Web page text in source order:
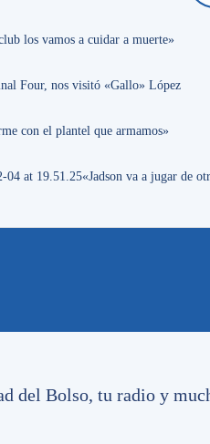
los vamos a cuidar a muerte»
Four, nos visitó «Gallo» López
con el plantel que armamos»
«Jadson va a jugar de
del Bolso, tu radio y
la mañana del jueves en la
en la Asociación
lugar esta mañana en la
nacional.com.uy